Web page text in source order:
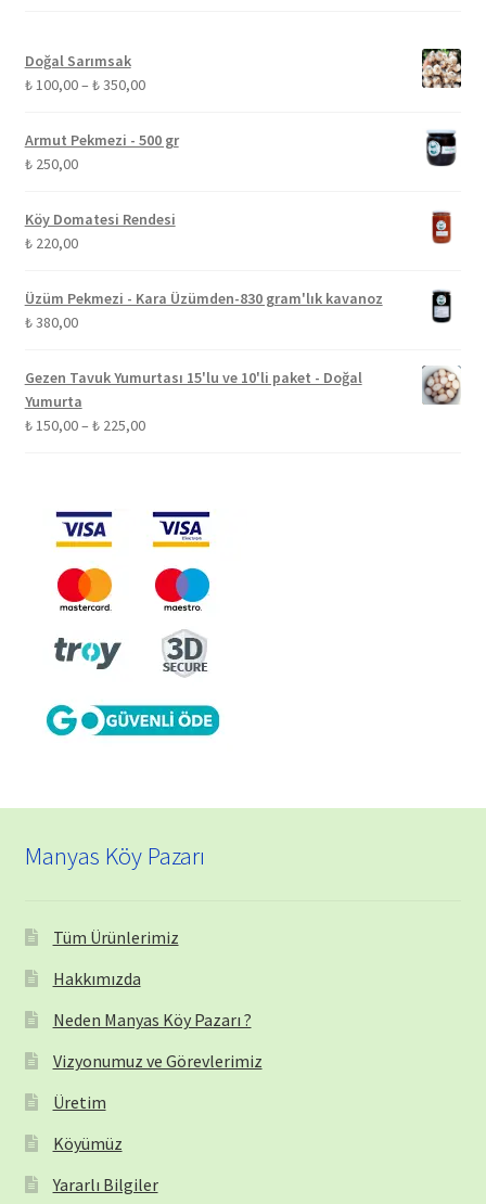
Doğal Sarımsak
₺100,00– ₺350,00Fiyat
Armut Pekmezi - 500 gr
₺250,00
Köy Domatesi Rendesi
₺220,00
Üzüm Pekmezi - Kara Üzümden-830 gram'lık kavanoz
₺380,00
Gezen Tavuk Yumurtası 15'lu ve 10'li paket - Doğal
Yumurta
₺150,00– ₺225,00Fiyat
₺ 225,00
Manyas Köy Pazarı
Tüm Ürünlerimiz
Hakkımızda
Neden Manyas Köy Pazarı ?
Vizyonumuz ve Görevlerimiz
Üretim
Köyümüz
Yararlı Bilgiler